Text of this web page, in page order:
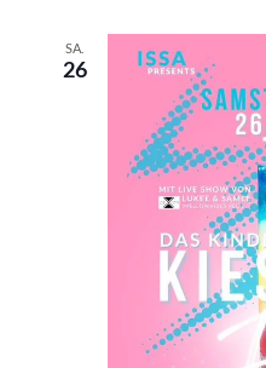
SA.
26